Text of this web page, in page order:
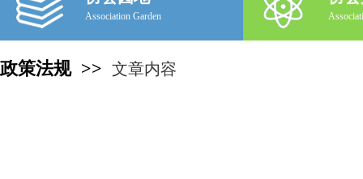
Association Garden
政策法规 >> 文章内容